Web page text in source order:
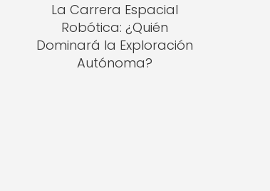
La Carrera Espacial
Robótica: ¿Quién
Dominará la Exploración
Autónoma?